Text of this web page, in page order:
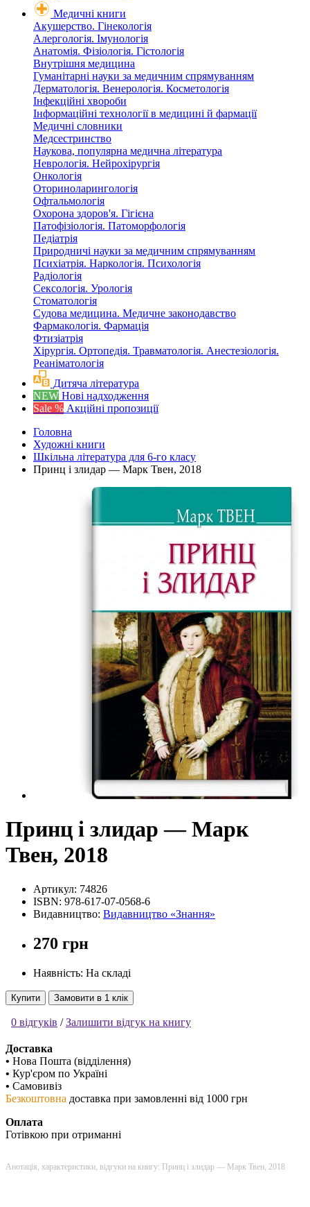
Медичні книги
Акушерство. Гінекологія
Алергологія. Імунологія
Анатомія. Фізіологія. Гістологія
Внутрішня медицина
Гуманітарні науки за медичним спрямуванням
Дерматологія. Венерологія. Косметологія
Інфекційні хвороби
Інформаційні технології в медицині й фармації
Медичні словники
Медсестринство
Наукова, популярна медична література
Неврологія. Нейрохірургія
Онкологія
Оториноларингологія
Офтальмологія
Охорона здоров'я. Гігієна
Патофізіологія. Патоморфологія
Педіатрія
Природничі науки за медичним спрямуванням
Психіатрія. Наркологія. Психологія
Радіологія
Сексологія. Урологія
Стоматологія
Судова медицина. Медичне законодавство
Фармакологія. Фармація
Фтизіатрія
Хірургія. Ортопедія. Травматологія. Анестезіологія.
Реаніматологія
Дитяча література
NEW Нові надходження
Sale % Акційні пропозиції
Головна
Художні книги
Шкільна література для 6-го класу
Принц і злидар — Марк Твен, 2018
Принц і злидар — Марк
Твен, 2018
Артикул: 74826
ISBN: 978-617-07-0568-6
Видавництво: Видавництво «Знання»
270 грн
Наявність: На складі
Купити Замовити в 1 клік
0 відгуків /Залишити відгук на книгу
Доставка
• Нова Пошта (відділення)
• Кур'єром по Україні
• Самовивіз
Безкоштовна доставка при замовленні від 1000 грн
Оплата
Готівкою при отриманні
Анотація, характеристики, відгуки на книгу: Принц і злидар — Марк Твен, 2018